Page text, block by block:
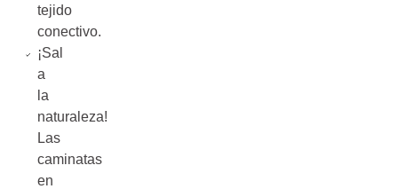
tejido
conectivo.
¡Sal
a
la
naturaleza!
Las
caminatas
en